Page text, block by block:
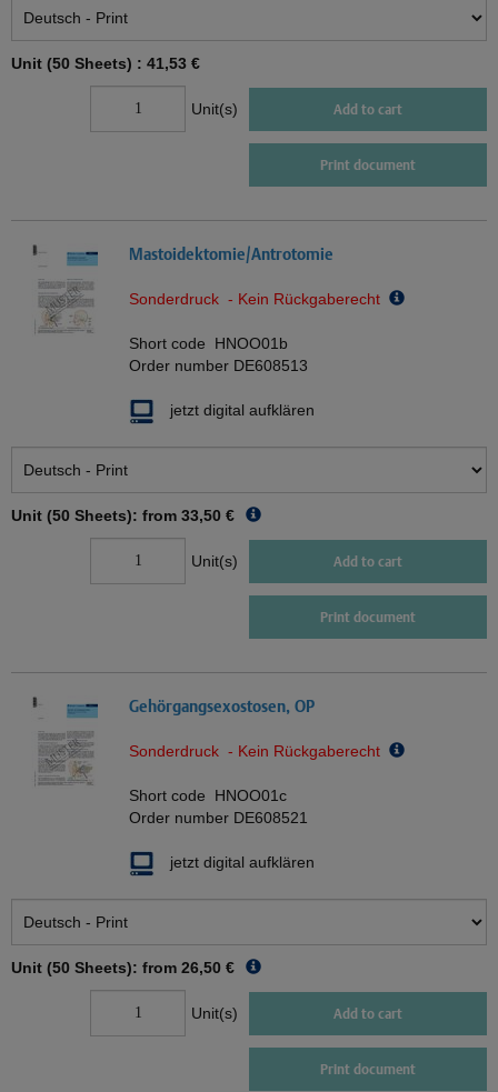
Unit (50 Sheets) : 41,53 €
Unit(s) Add to cart
Print document
Mastoidektomie/Antrotomie
Sonderdruck - Kein Rückgaberecht
Short code HNOO01b
Order number DE608513
jetzt digital aufklären
Unit (50 Sheets): from 33,50 €
Unit(s) Add to cart
Print document
Gehörgangsexostosen, OP
Sonderdruck - Kein Rückgaberecht
Short code HNOO01c
Order number DE608521
jetzt digital aufklären
Unit (50 Sheets): from 26,50 €
Unit(s) Add to cart
Print document